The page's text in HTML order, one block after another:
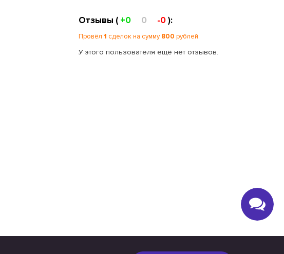
Отзывы ( +0 0 -0):
Провёл1 сделок на сумму800 рублей.
У этого пользователя ещё нет отзывов.